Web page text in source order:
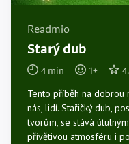
Readmio
Starý dub
4min 1+
Tento příběh na dobrou
nás, lidí. Stařičký dub,
tvorům, se stává
přívětivou atmosféru i